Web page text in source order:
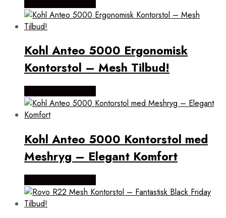
Kohl Anteo 5000 Ergonomisk
Kontorstol – Mesh Tilbud!
Kohl Anteo 5000 Kontorstol med
Meshryg – Elegant Komfort